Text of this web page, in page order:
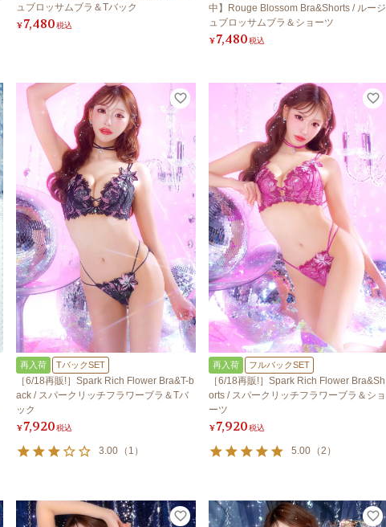
ュブロッサムブラ＆Tバック
¥7,480税込
中】Rouge Blossom Bra&Shorts / ルージ
ュブロッサムブラ＆ショーツ
¥7,480税込
再入荷 TバックSET
［6/18再販!］Spark Rich Flower Bra&T-b
ack / スパークリッチフラワーブラ＆Tバ
ック
¥7,920税込
3.00 （ 1 ）
再入荷 フルバックSET
［6/18再販!］Spark Rich Flower Bra&Sh
orts / スパークリッチフラワーブラ＆ショ
ーツ
¥7,920税込
5.00 （2 ）